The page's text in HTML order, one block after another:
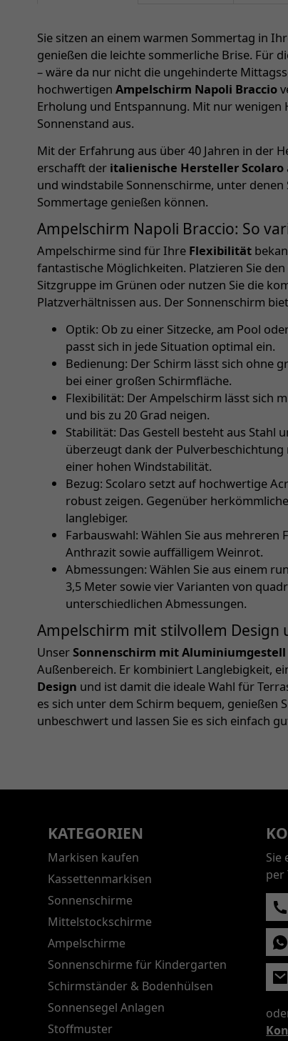
Sie sitzen an einem warmen Sommertag in
genießen die leichte sommerliche Brise. Für
– wäre da nur nicht die ungehinderte
hochwertigen Ampelschirm Napoli Braccio
Erholung und Entspannung. Mit nur
Sonnenstand aus.
Mit der Erfahrung aus über 40 Jahren in der
erschafft der italienische Hersteller Scolaro
und windstabile Sonnenschirme, unter
Sommertage genießen können.
Ampelschirm Napoli Braccio: So
Ampelschirme sind für Ihre Flexibilität
fantastische Möglichkeiten. Platzieren Sie
Sitzgruppe im Grünen oder nutzen Sie die
Platzverhältnissen aus. Der Sonnenschirm
Optik: Ob zu einer Sitzecke, am Pool
passt sich in jede Situation optimal ein.
Bedienung: Der Schirm lässt sich ohne
bei einer großen Schirmfläche.
Flexibilität: Der Ampelschirm lässt sich
und bis zu 20 Grad neigen.
Stabilität: Das Gestell besteht aus Stahl
überzeugt dank der
einer hohen Windstabilität.
Bezug: Scolaro setzt auf hochwertige
robust zeigen. Gegenüber
langlebiger.
Farbauswahl: Wählen Sie aus
Anthrazit sowie auffälligem Weinrot.
Abmessungen: Wählen Sie aus einem
3,5 Meter sowie vier Varianten von
unterschiedlichen Abmessungen.
Ampelschirm mit stilvollem Design
UnserSonnenschirm mit Aluminiumgestell
Außenbereich. Er kombiniert Langlebigkeit,
Design und ist damit die ideale Wahl für
es sich unter dem Schirm bequem, genießen
unbeschwert und lassen Sie es sich einfach
KATEGORIEN
Markisen kaufen
Kassettenmarkisen
Sonnenschirme
Mittelstockschirme
Ampelschirme
Sonnenschirme für Kindergarten
Schirmständer & Bodenhülsen
Sonnensegel Anlagen
Stoffmuster
Sie
per